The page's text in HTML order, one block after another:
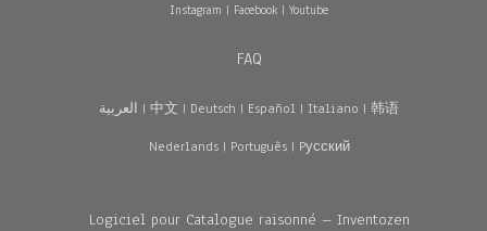
Instagram | Facebook| Youtube
FAQ
العربية | 中文 | Deutsch | Español | Italiano | 韩语
Nederlands| Português| Pусский
Logiciel pour Catalogue raisonné – Inventozen